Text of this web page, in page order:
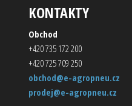
KONTAKTY
Obchod
+420 735 172 200
+420 725 709 250
obchod@e-agropneu.cz
prodej@e-agropneu.cz